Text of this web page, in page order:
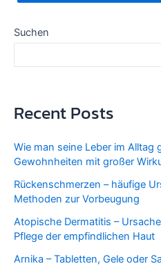
Suchen
Recent Posts
Wie man seine Leber im Alltag
Gewohnheiten mit großer
Rückenschmerzen – häufige
Methoden zur Vorbeugung
Atopische Dermatitis –
Pflege der empfindlichen Haut
Arnika – Tabletten, Gele oder